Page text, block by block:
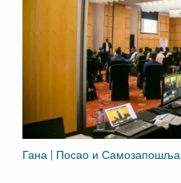
Гана | Посао и